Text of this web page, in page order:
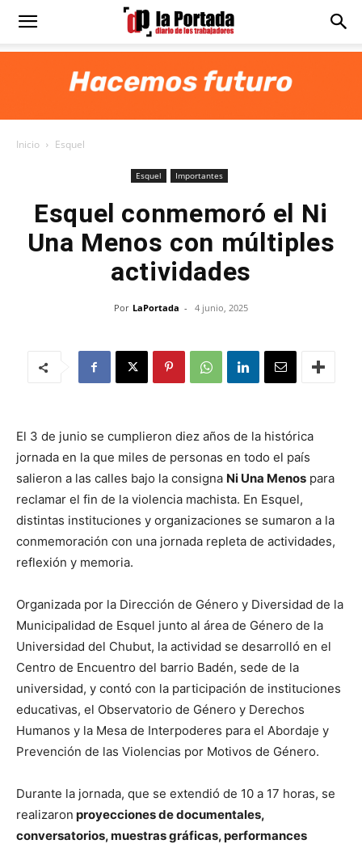
Diario
Inicio Esquel
Esquel Importantes
Esquel conmemoró el Ni
Una Menos con múltiples
actividades
Por LaPortada - 4 junio, 2025
El 3 de junio se cumplieron diez años de la histórica
jornada en la que miles de personas en todo el país
salieron a las calles bajo la consigna Ni Una Menos para
reclamar el fin de la violencia machista. En Esquel,
distintas instituciones y organizaciones se sumaron a la
conmemoración con una jornada repleta de actividades,
reflexión y memoria.
Organizada por la Dirección de Género y Diversidad de la
Municipalidad de Esquel junto al área de Género de la
Universidad del Chubut, la actividad se desarrolló en el
Centro de Encuentro del barrio Badén, sede de la
universidad, y contó con la participación de instituciones
educativas, el Observatorio de Género y Derechos
Humanos y la Mesa de Interpoderes para el Abordaje y
Prevención de las Violencias por Motivos de Género.
Durante la jornada, que se extendió de 10 a 17 horas, se
realizaron proyecciones de documentales,
conversatorios, muestras gráficas, performances